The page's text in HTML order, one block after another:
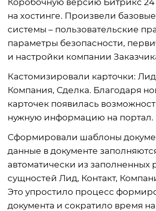
Коробочную версию Битрикс 24
на хостинге. Произвели
системы – пользовательские
параметры безопасности,
и настройки компании
Кастомизировали карточки:
Компания, Сделка. Благодаря
карточек появилась
нужную информацию на портал.
Сформировали шаблоны
данные в документе
автоматически из заполненных
сущностей Лид, Контакт,
Это упростило процесс
документа и сократило время на